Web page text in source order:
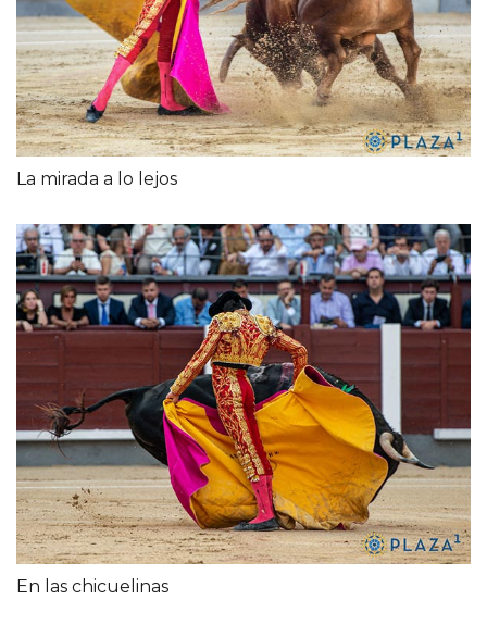
La mirada a lo lejos
En las chicuelinas